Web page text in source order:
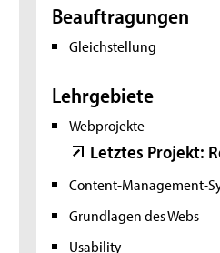
Beauftragungen
Gleichstellung
Lehrgebiete
Webprojekte
Letztes Projekt:
Content-Management-
Grundlagen des Webs
Usability